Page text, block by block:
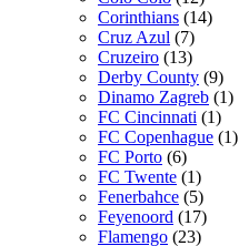
Corinthians (14)
Cruz Azul (7)
Cruzeiro (13)
Derby County (9)
Dinamo Zagreb (1)
FC Cincinnati (1)
FC Copenhague (1)
FC Porto (6)
FC Twente (1)
Fenerbahce (5)
Feyenoord (17)
Flamengo (23)